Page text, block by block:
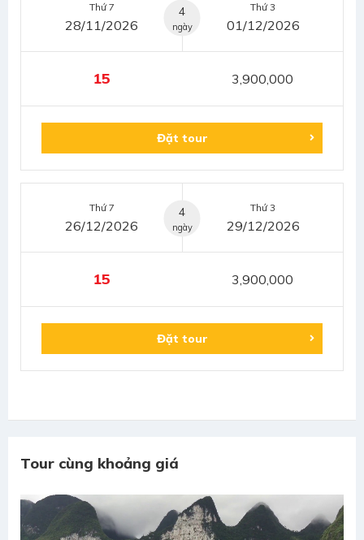
4
ngày
Thứ 7
28/11/2026
Thứ 3
01/12/2026
15 3,900,000
Đặt tour
4
ngày
Thứ 7
26/12/2026
Thứ 3
29/12/2026
15 3,900,000
Đặt tour
Tour cùng khoảng giá